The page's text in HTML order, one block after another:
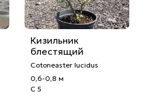
Кизильник
блестящий
Cotoneaster lucidus
0,6-0,8 м
С 5